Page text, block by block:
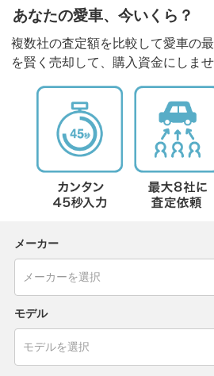
あなたの愛車、今いくら？
複数社の査定額を比較して愛車の
を賢く売却して、購入資金にしま
メーカー
モデル